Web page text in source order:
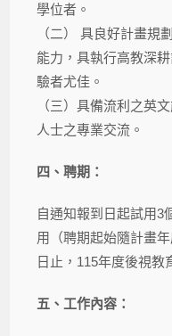
學位者。
（二） 具良好計畫規
能力，具執行高教深
驗者尤佳。
（三）具備流利之英
人士之專業交流。
四、聘期：
自通知報到日起試用3
用（聘期起始隨計畫
日止，115年度後視教
五、工作內容：